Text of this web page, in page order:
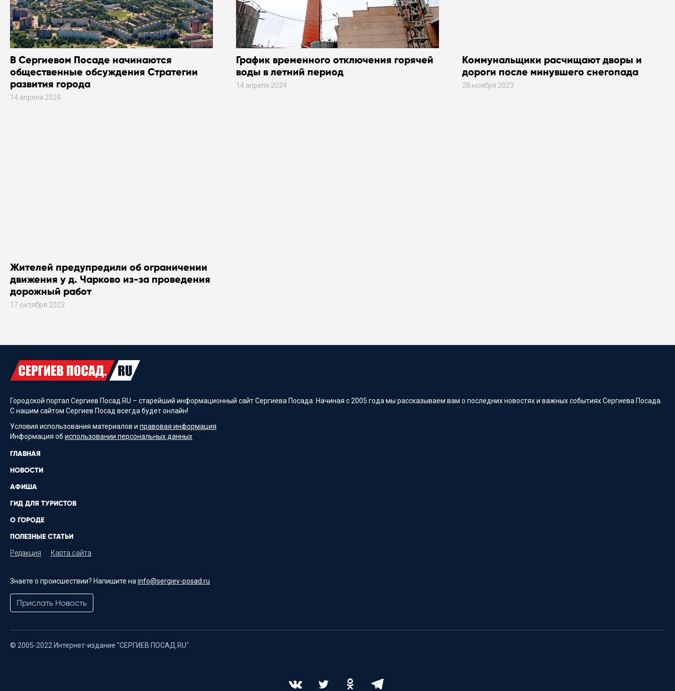
В Сергиевом Посаде начинаются
общественные обсуждения Стратегии
развития города
14 апреля 2024
График временного отключения горячей
воды в летний период
14 апреля 2024
Коммунальщики расчищают дворы и
дороги после минувшего снегопада
28 ноября 2023
Жителей предупредили об ограничении
движения у д. Чарково из-за проведения
дорожный работ
17 октября 2023
Городской портал Сергиев Посад.RU – старейший информационный сайт Сергиева Посада. Начиная с 2005 года мы рассказываем вам о последних новостях и важных событиях Сергиева Посада.
С нашим сайтом Сергиев Посад всегда будет онлайн!
Условия использования материалов и правовая информация
Информация об использовании персональных данных
ГЛАВНАЯ
НОВОСТИ
АФИША
ГИД ДЛЯ ТУРИСТОВ
О ГОРОДЕ
ПОЛЕЗНЫЕ СТАТЬИ
Редакция Карта сайта
Знаете о происшествии? Напишите на info@sergiev-posad.ru
Прислать Новость
© 2005-2022 Интернет-издание "СЕРГИЕВ ПОСАД.RU"